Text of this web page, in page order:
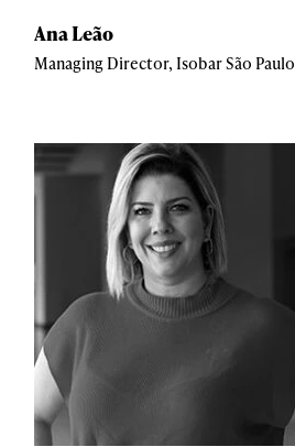
Ana Leão
Managing Director, Isobar São Paulo